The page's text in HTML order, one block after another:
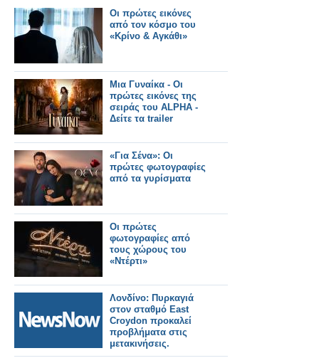
Οι πρώτες εικόνες
από τον κόσμο του
«Κρίνο & Αγκάθι»
Μια Γυναίκα - Οι
πρώτες εικόνες της
σειράς του ALPHA -
Δείτε τα trailer
«Για Σένα»: Οι
πρώτες φωτογραφίες
από τα γυρίσματα
Οι πρώτες
φωτογραφίες από
τους χώρους του
«Ντέρτι»
Λονδίνο: Πυρκαγιά
στον σταθμό East
Croydon προκαλεί
προβλήματα στις
μετακινήσεις.